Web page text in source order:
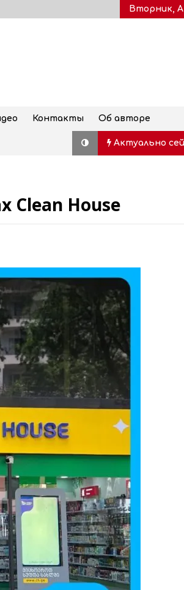
Вторник,
Контакты Об авторе
Актуально
США сделали
Из Тбилиси и Батуми и
обратном
поезде за 4 часа
03.08.2026
После введения
денежных переводов
российского банка «Т-
Грузию за одну неделю
увеличился на 64%
02.08.2026
Российские СМИ и
намеренно разгоняют
плохих отношений
02.08.2026
Clean House